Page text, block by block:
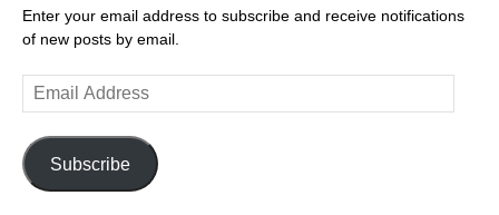
Enter your email address to subscribe and receive notifications
of new posts by email.
Email
Address
Subscribe